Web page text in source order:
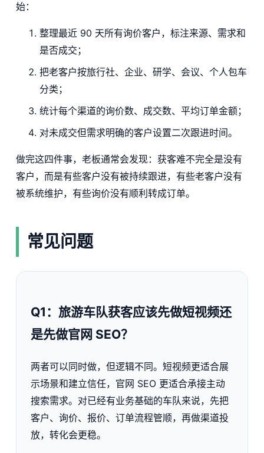
始：
整理最近 90 天所有询价客户，标注来源、需求和
是否成交；
把老客户按旅行社、企业、研学、会议、个人包车
分类；
统计每个渠道的询价数、成交数、平均订单金额；
对未成交但需求明确的客户设置二次跟进时间。
做完这四件事，老板通常会发现：获客难不完全是没有
客户，而是有些客户没有被持续跟进，有些老客户没有
被系统维护，有些询价没有顺利转成订单。
常见问题
Q1：旅游车队获客应该先做短视频还
是先做官网 SEO？
两者可以同时做，但逻辑不同。短视频更适合展
示场景和建立信任，官网 SEO 更适合承接主动
搜索需求。对已经有业务基础的车队来说，先把
客户、询价、报价、订单流程管顺，再做渠道投
放，转化会更稳。